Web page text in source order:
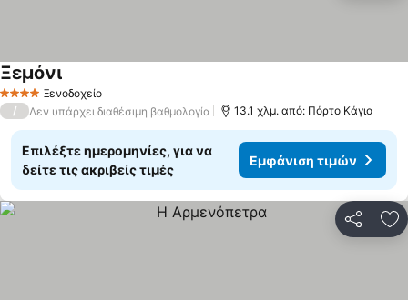
4 ΑστέριαΞενοδοχείο
Ξεμόνι
/ Δεν υπάρχει διαθέσιμη βαθμολογία 13.1 χλμ. από: Πόρτο Κάγιο
Επιλέξτε ημερομηνίες, για να
δείτε τις ακριβείς τιμές
Εμφάνιση τιμών